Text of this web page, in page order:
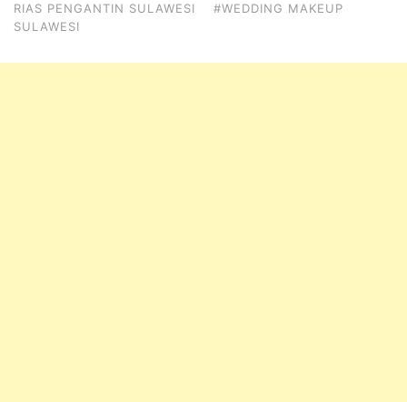
RIAS PENGANTIN SULAWESI
#WEDDING MAKEUP
SULAWESI